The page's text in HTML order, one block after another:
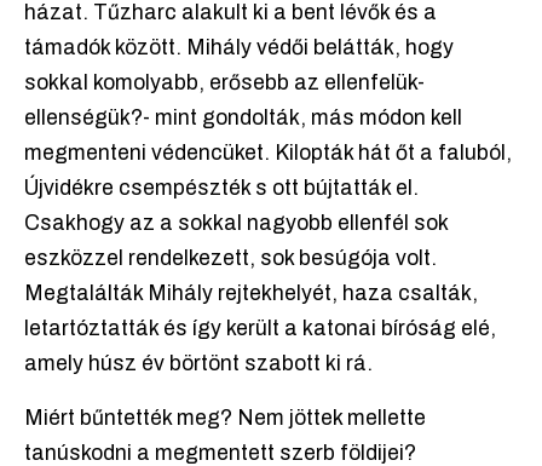
házat. Tűzharc alakult ki a bent lévők és a
támadók között. Mihály védői belátták, hogy
sokkal komolyabb, erősebb az ellenfelük-
ellenségük?- mint gondolták, más módon kell
megmenteni védencüket. Kilopták hát őt a faluból,
Újvidékre csempészték s ott bújtatták el.
Csakhogy az a sokkal nagyobb ellenfél sok
eszközzel rendelkezett, sok besúgója volt.
Megtalálták Mihály rejtekhelyét, haza csalták,
letartóztatták és így került a katonai bíróság elé,
amely húsz év börtönt szabott ki rá.
Miért bűntették meg? Nem jöttek mellette
tanúskodni a megmentett szerb földijei?